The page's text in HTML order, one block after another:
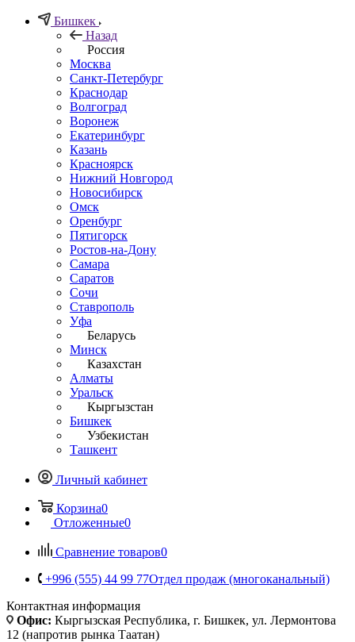
Бишкек
Назад
Россия
Москва
Санкт-Петербург
Краснодар
Волгоград
Воронеж
Екатеринбург
Казань
Красноярск
Нижний Новгород
Новосибирск
Омск
Оренбург
Пятигорск
Ростов-на-Дону
Самара
Саратов
Сочи
Ставрополь
Уфа
Беларусь
Минск
Казахстан
Алматы
Уральск
Кыргызстан
Бишкек
Узбекистан
Ташкент
Личный кабинет
Корзина0
Отложенные0
Сравнение товаров0
+996 (555) 44 99 77Отдел продаж (многоканальный)
Контактная информация
Офис: Кыргызская Республика, г. Бишкек, ул. Лермонтова
12 (напротив рынка Таатан)